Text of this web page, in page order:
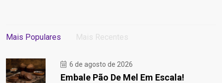
Mais Populares Mais Recentes
6 de agosto de 2026
Embale Pão De Mel Em Escala!